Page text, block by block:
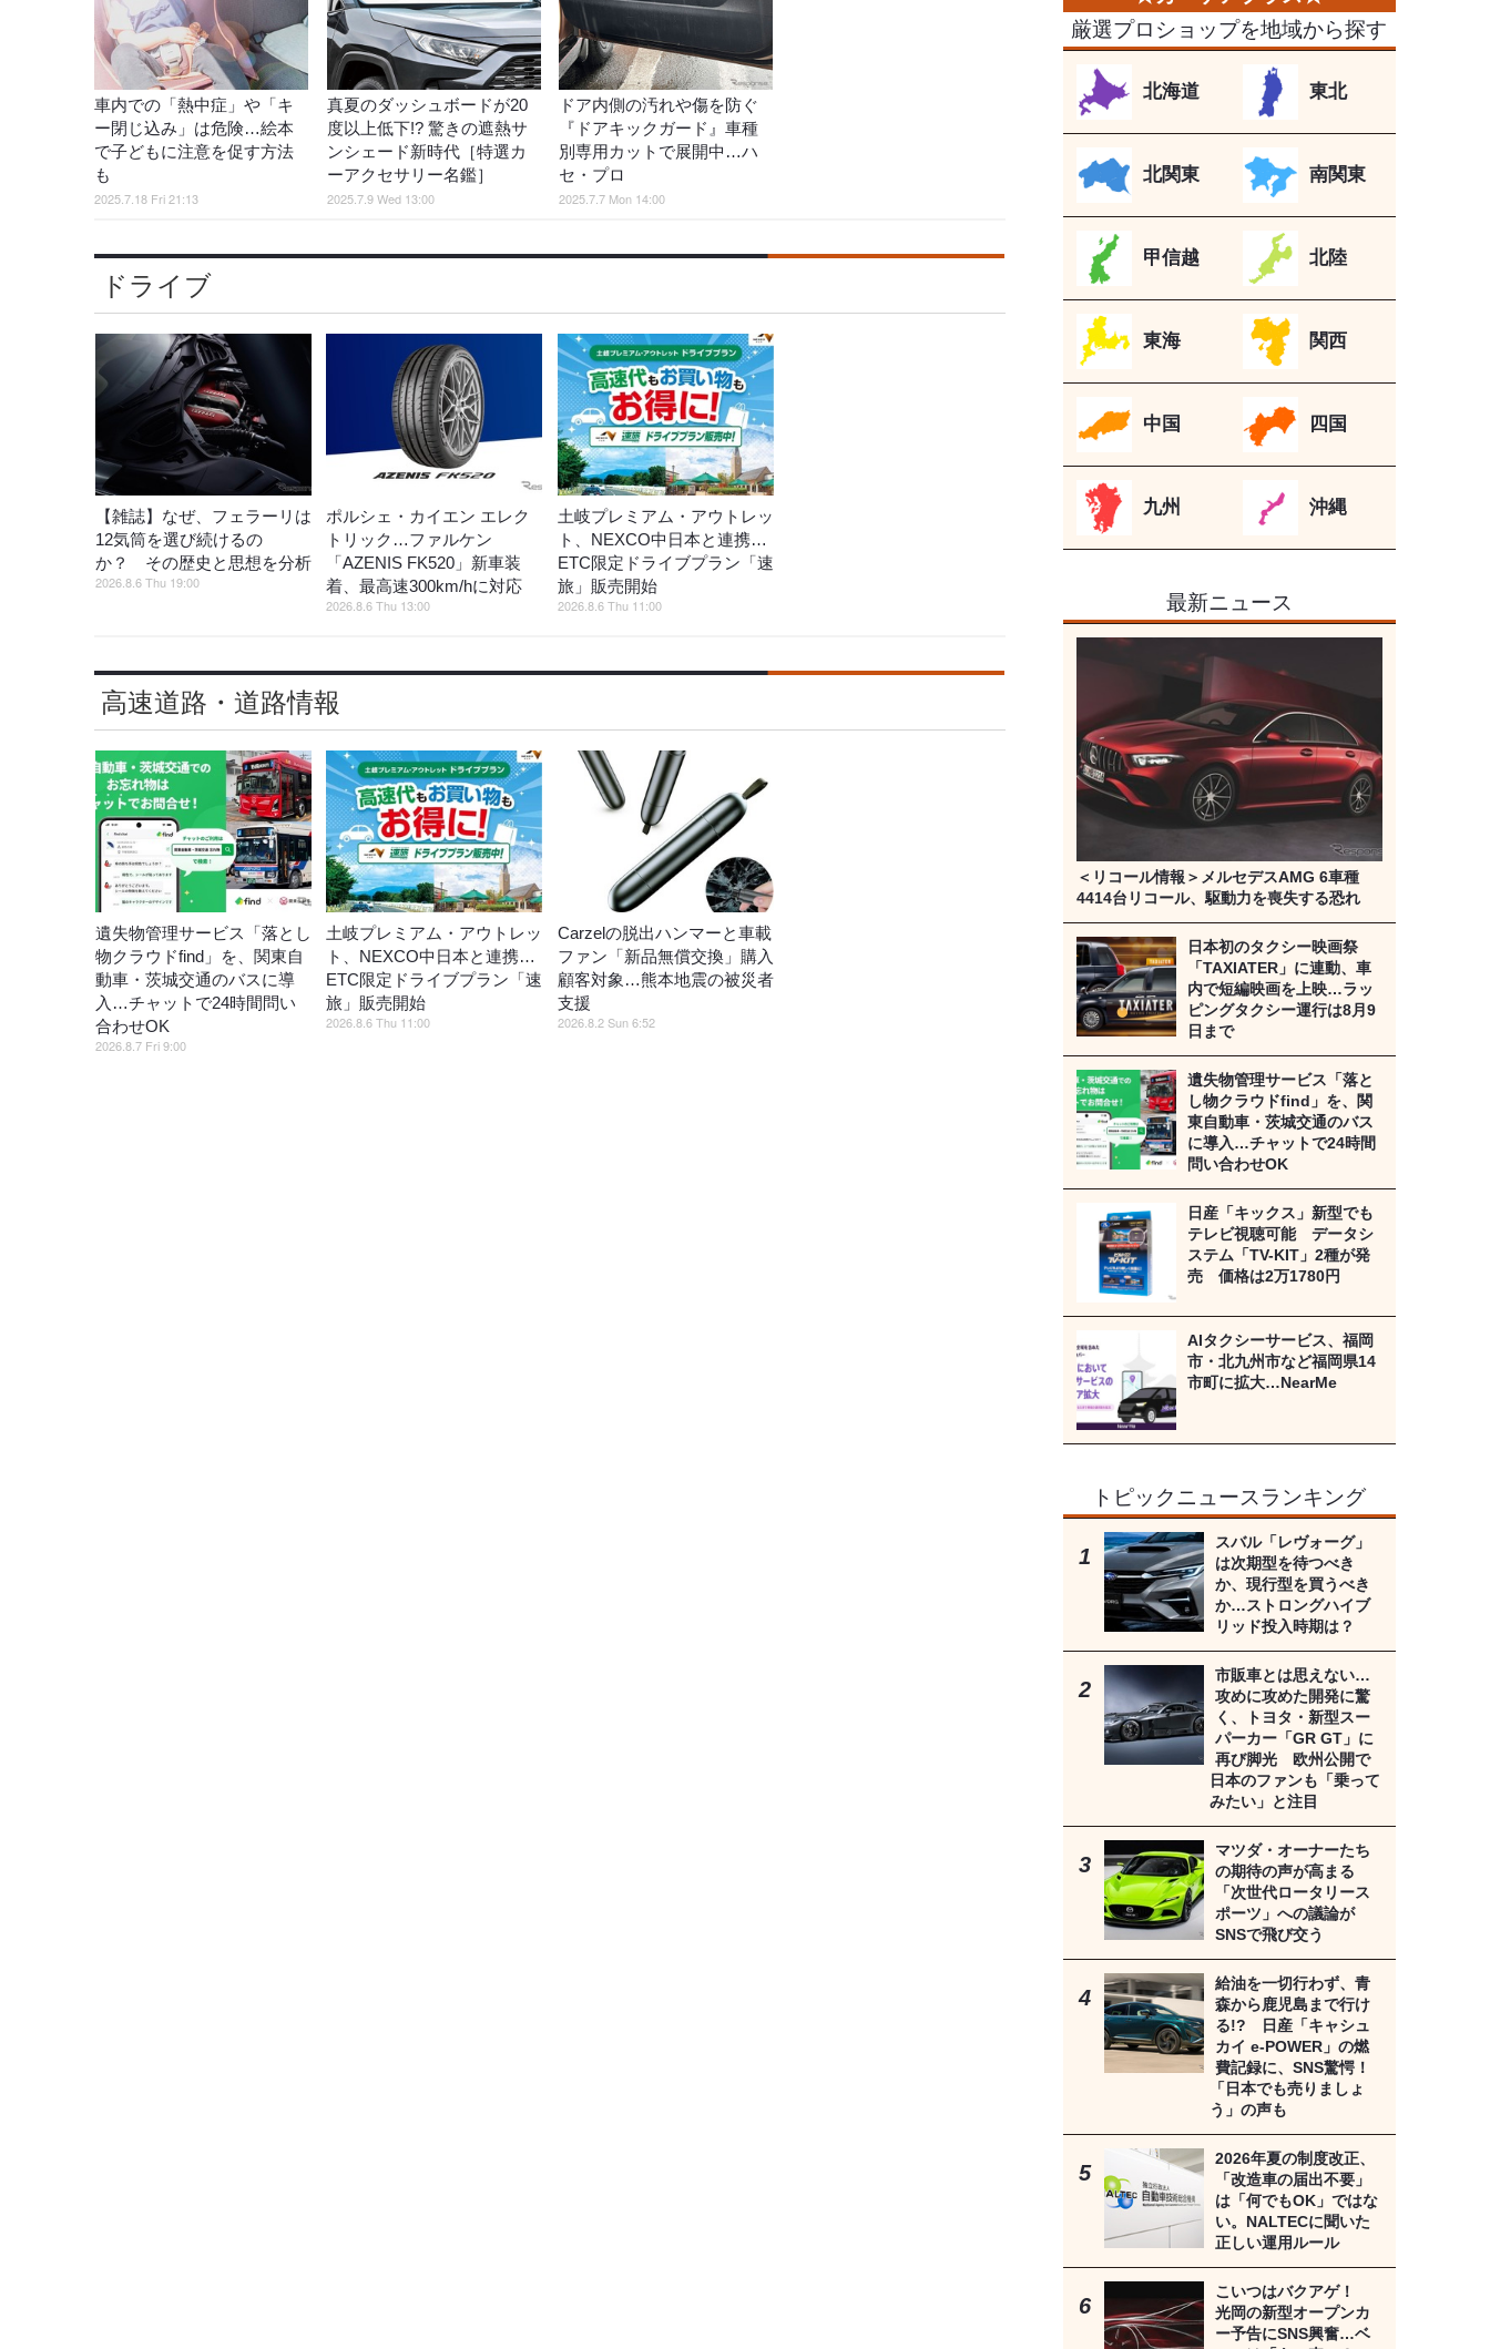
車内での「熱中症」や「キ
ー閉じ込み」は危険…絵本
で子どもに注意を促す方法
も
2025.7.18 Fri 21:13
真夏のダッシュボードが20
度以上低下!? 驚きの遮熱サ
ンシェード新時代［特選カ
ーアクセサリー名鑑］
2025.7.9 Wed 13:00
ドア内側の汚れや傷を防ぐ
『ドアキックガード』車種
別専用カットで展開中…ハ
セ・プロ
2025.7.7 Mon 14:00
ドライブ
【雑誌】なぜ、フェラーリは
12気筒を選び続けるの
か？ その歴史と思想を分析
2026.8.6 Thu 19:00
ポルシェ・カイエン エレク
トリック…ファルケン
「AZENIS FK520」新車装
着、最高速300km/hに対応
2026.8.6 Thu 13:00
土岐プレミアム・アウトレッ
ト、NEXCO中日本と連携…
ETC限定ドライブプラン「速
旅」販売開始
2026.8.6 Thu 11:00
高速道路・道路情報
遺失物管理サービス「落とし
物クラウドfind」を、関東自
動車・茨城交通のバスに導
入…チャットで24時間問い
合わせOK
2026.8.7 Fri 9:00
土岐プレミアム・アウトレッ
ト、NEXCO中日本と連携…
ETC限定ドライブプラン「速
旅」販売開始
2026.8.6 Thu 11:00
Carzelの脱出ハンマーと車載
ファン「新品無償交換」購入
顧客対象…熊本地震の被災者
支援
2026.8.2 Sun 6:52
厳選プロショップを地域から探す
北海道 東北
北関東 南関東
甲信越 北陸
東海 関西
中国 四国
九州 沖縄
最新ニュース
＜リコール情報＞メルセデスAMG 6車種
4414台リコール、駆動力を喪失する恐れ
日本初のタクシー映画祭
「TAXIATER」に連動、車
内で短編映画を上映…ラッ
ピングタクシー運行は8月9
日まで
遺失物管理サービス「落と
し物クラウドfind」を、関
東自動車・茨城交通のバス
に導入…チャットで24時間
問い合わせOK
日産「キックス」新型でも
テレビ視聴可能 データシ
ステム「TV-KIT」2種が発
売 価格は2万1780円
AIタクシーサービス、福岡
市・北九州市など福岡県14
市町に拡大…NearMe
トピックニュースランキング
スバル「レヴォーグ」
は次期型を待つべき
か、現行型を買うべき
か…ストロングハイブ
リッド投入時期は？
市販車とは思えない…
攻めに攻めた開発に驚
く、トヨタ・新型スー
パーカー「GR GT」に
再び脚光 欧州公開で
日本のファンも「乗って
みたい」と注目
マツダ・オーナーたち
の期待の声が高まる
「次世代ロータリース
ポーツ」への議論が
SNSで飛び交う
給油を一切行わず、青
森から鹿児島まで行け
る!? 日産「キャシュ
カイ e-POWER」の燃
費記録に、SNS驚愕！
「日本でも売りましょ
う」の声も
2026年夏の制度改正、
「改造車の届出不要」
は「何でもOK」ではな
い。NALTECに聞いた
正しい運用ルール
こいつはバクアゲ！
光岡の新型オープンカ
ー予告にSNS興奮…ベ